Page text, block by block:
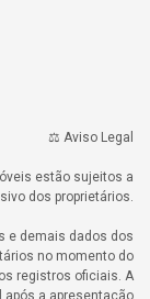
⚖️ Aviso Legal
estão sujeitos a
dos proprietários.
e demais dados dos
no momento do
registros oficiais. A
a apresentação